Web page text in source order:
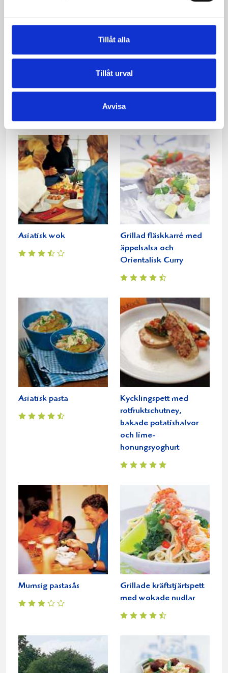
Tillåt alla
Tillåt urval
Avvisa
Asiatisk wok
Grillad fläskkarré med
äppelsalsa och
Orientalisk Curry
Asiatisk pasta
Kycklingspett med
rotfruktschutney,
bakade potatishalvor
och lime-
honungsyoghurt
Mumsig pastasås
Grillade kräftstjärtspett
med wokade nudlar